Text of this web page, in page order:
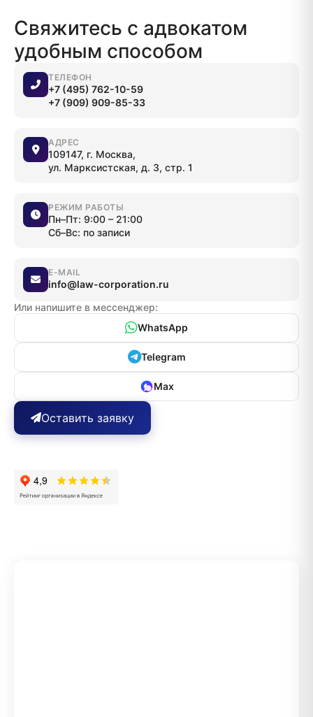
Свяжитесь с адвокатом
удобным способом
ТЕЛЕФОН
+7 (495) 762-10-59
+7 (909) 909-85-33
АДРЕС
109147, г. Москва,
ул. Марксистская, д. 3, стр. 1
РЕЖИМ РАБОТЫ
Пн–Пт: 9:00 – 21:00
Сб–Вс: по записи
E-MAIL
info@law-corporation.ru
Или напишите в мессенджер:
WhatsApp
Telegram
Max
Оставить заявку